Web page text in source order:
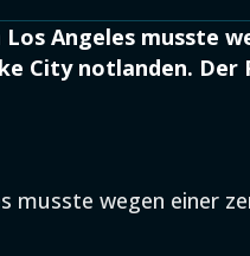
Angeles musste
City notlanden. Der
musste wegen einer